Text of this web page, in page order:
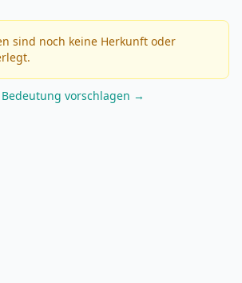
sind noch keine Herkunft oder
vorschlagen →